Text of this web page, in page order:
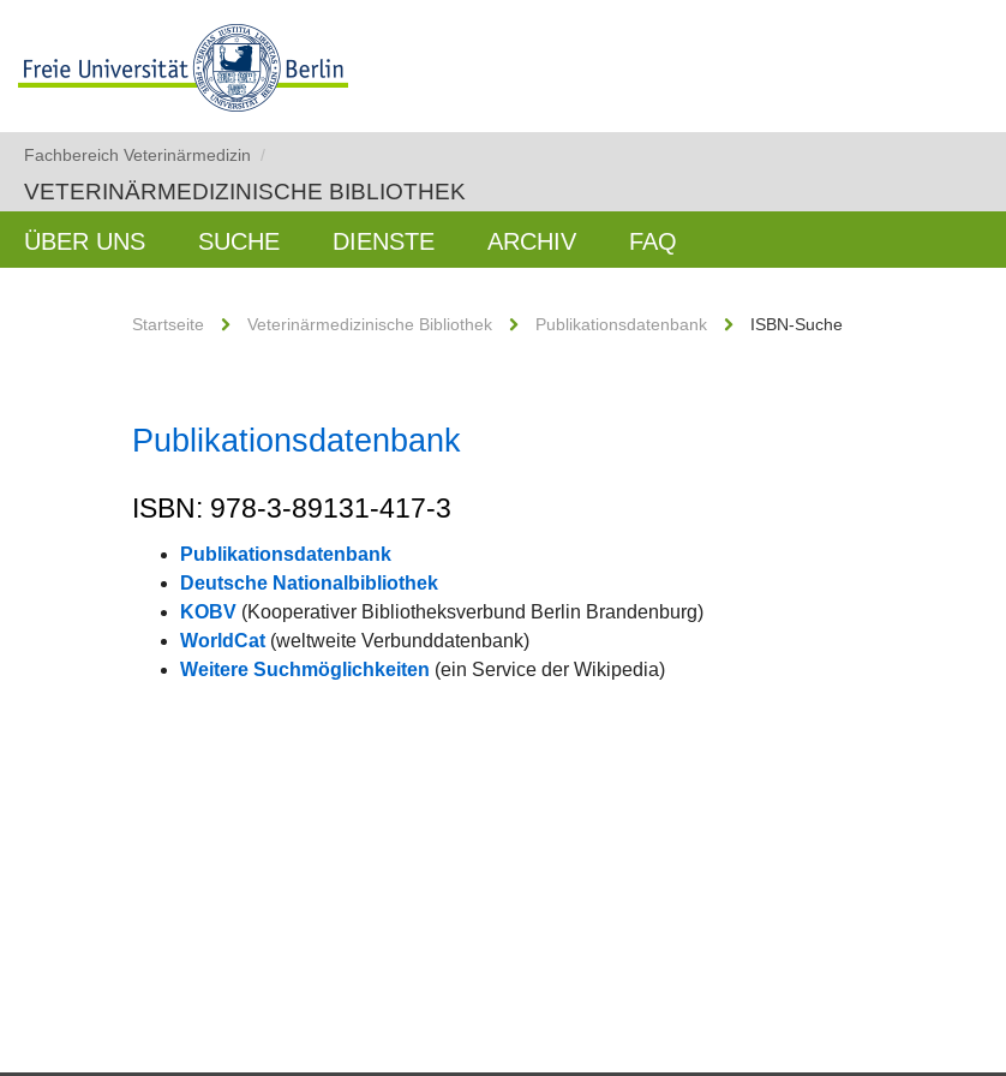
Fachbereich Veterinärmedizin /
VETERINÄRMEDIZINISCHE BIBLIOTHEK
ÜBER UNS SUCHE DIENSTE ARCHIV FAQ
Startseite Veterinärmedizinische Bibliothek Publikationsdatenbank ISBN-Suche
Publikationsdatenbank
ISBN: 978-3-89131-417-3
Publikationsdatenbank
Deutsche Nationalbibliothek
KOBV (Kooperativer Bibliotheksverbund Berlin Brandenburg)
WorldCat (weltweite Verbunddatenbank)
Weitere Suchmöglichkeiten (ein Service der Wikipedia)